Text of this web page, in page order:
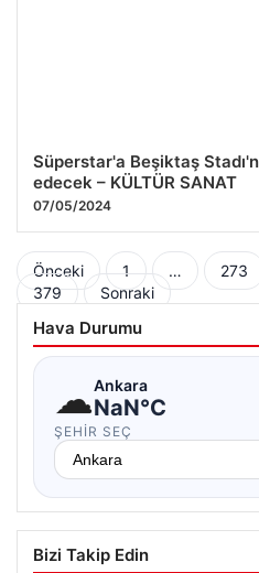
Süperstar'a Beşiktaş
edecek – KÜLTÜR SANAT
07/05/2024
Yazı
sayfalaması
Önceki 1 … 273
379
Sonraki
Hava Durumu
☁Ankara
NaN°C
ŞEHIR SEÇ
Bizi Takip Edin